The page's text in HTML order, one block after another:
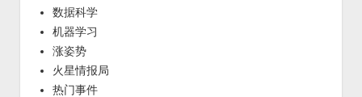
数据科学
机器学习
涨姿势
火星情报局
热门事件